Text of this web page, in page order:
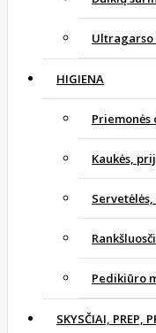
Ultragarso
HIGIENA
Kaukės,
Pedikiūro
SKYSČIAI, PREP,